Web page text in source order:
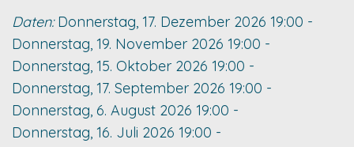
Daten:Donnerstag, 17. Dezember 2026 19:00 -
Donnerstag, 19. November 2026 19:00 -
Donnerstag, 15. Oktober 2026 19:00 -
Donnerstag, 17. September 2026 19:00 -
Donnerstag, 6. August 2026 19:00 -
Donnerstag, 16. Juli 2026 19:00 -